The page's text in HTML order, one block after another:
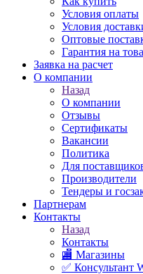
Условия оплаты
Условия
Оптовые
Гарантия на
Заявка на расчет
О компании
Назад
О компании
Отзывы
Сертификаты
Вакансии
Политика
Для
Производители
Тендеры и
Партнерам
Контакты
Назад
Контакты
🏬 Магазины
✅️ Консультант